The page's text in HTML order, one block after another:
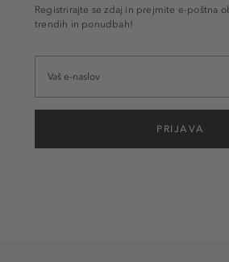
Registrirajte se zdaj in prejmite e-poštna
trendih in ponudbah!
PRIJAVA